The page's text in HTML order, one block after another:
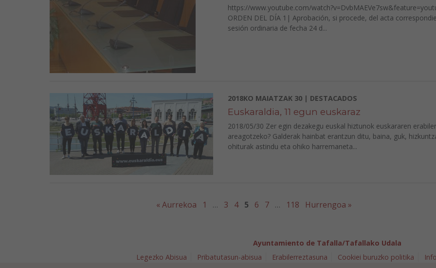
https://www.youtube.com/
ORDEN DEL DÍA 1| Aprobación, si procede, del acta
sesión ordinaria de fecha 24 d...
2018KO MAIATZAK 30 | DESTACADOS
Euskaraldia, 11 egun euskaraz
2018/05/30 Zer egin dezakegu euskal hiztunok euskararen
areagotzeko? Galderak hainbat erantzun ditu, baina, guk,
ohiturak astindu eta ohiko harremaneta...
« Aurrekoa 1 … 3 4 5 6 7 … 118 Hurrengoa »
Ayuntamiento de Tafalla/Tafallako Udala
Legezko Abisua
Pribatutasun-abisua Erabilerreztasuna Cookiei buruzko politika